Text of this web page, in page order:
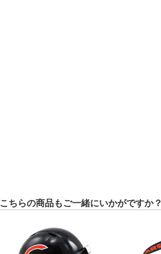
こちらの商品もご一緒にいかがですか？